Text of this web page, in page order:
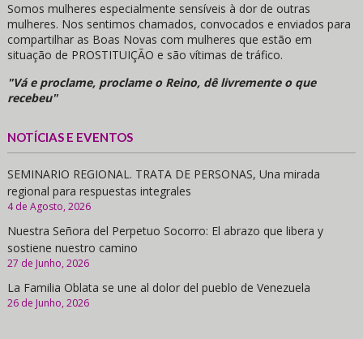
Somos mulheres especialmente sensíveis à dor de outras
mulheres. Nos sentimos chamados, convocados e enviados para
compartilhar as Boas Novas com mulheres que estão em
situação de PROSTITUIÇÃO e são vítimas de tráfico.
"Vá e proclame, proclame o Reino, dê livremente o que
recebeu"
NOTÍCIAS E EVENTOS
SEMINARIO REGIONAL. TRATA DE PERSONAS, Una mirada
regional para respuestas integrales
4 de Agosto, 2026
Nuestra Señora del Perpetuo Socorro: El abrazo que libera y
sostiene nuestro camino
27 de Junho, 2026
La Familia Oblata se une al dolor del pueblo de Venezuela
26 de Junho, 2026